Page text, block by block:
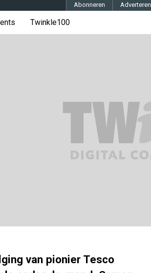
Twinkle100
Abonneren Adverteren
van pionier Tesco